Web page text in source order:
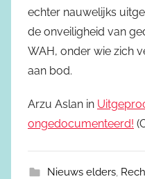
echter nauwelijks
de onveiligheid van
WAH, onder wie zich
aan bod.
Arzu Aslan in
ongedocumenteerd!
Nieuws elders,